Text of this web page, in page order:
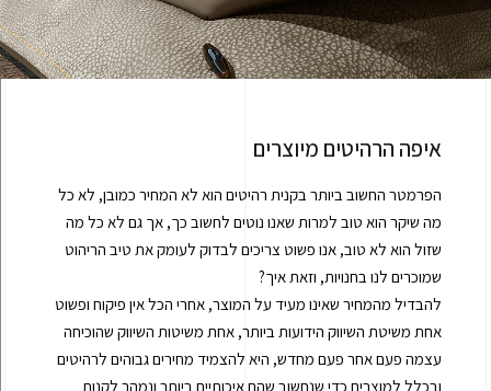
איפה הרהיטים מיוצרים
הפרמטר החשוב ביותר בקנית רהיטים הוא לא המחיר כמובן, לא כל
מה שיקר הוא טוב למרות שאנו נוטים לחשוב כך, אך גם לא כל מה
שזול הוא לא טוב, אנו פשוט צריכים לבדוק לעומק את טיב הריהוט
שמוכרים לנו בחנויות, וזאת איך?
להבדיל מהמחיר שאינו מעיד על המוצר, אחרי הכל אין פיקוח ופשוט
אחת משיטת השיווק הידועות ביותר, אחת משיטות השיווק שהוכיחה
עצמה פעם אחר פעם מחדש, היא להצמיד מחירים גבוהים לרהיטים
ובכלל למוצרים כדי שנחשוב שהם איכותיים ביותר ונמהר לקנות